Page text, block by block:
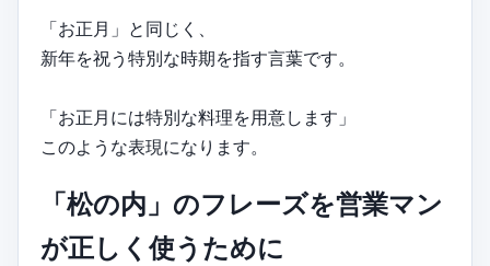
「お正月」と同じく、
新年を祝う特別な時期を指す言葉です。
「お正月には特別な料理を用意します」
このような表現になります。
「松の内」のフレーズを営業マン
が正しく使うために